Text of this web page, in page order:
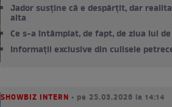
Jador susține că e despărțit, dar
alta
Ce s-a întâmplat, de fapt, de ziua lui
Informații exclusive din culisele
SHOWBIZ INTERN • pe 25.03.2026 la 14:14